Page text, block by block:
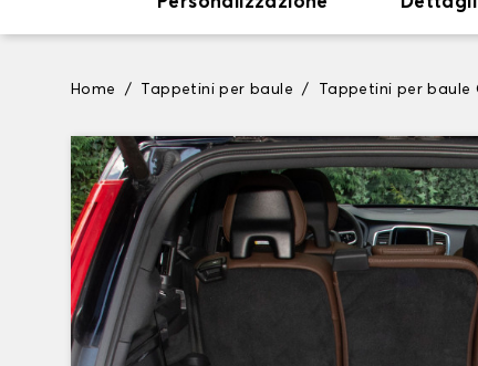
Home Tappetini per baule Tappetini per baule